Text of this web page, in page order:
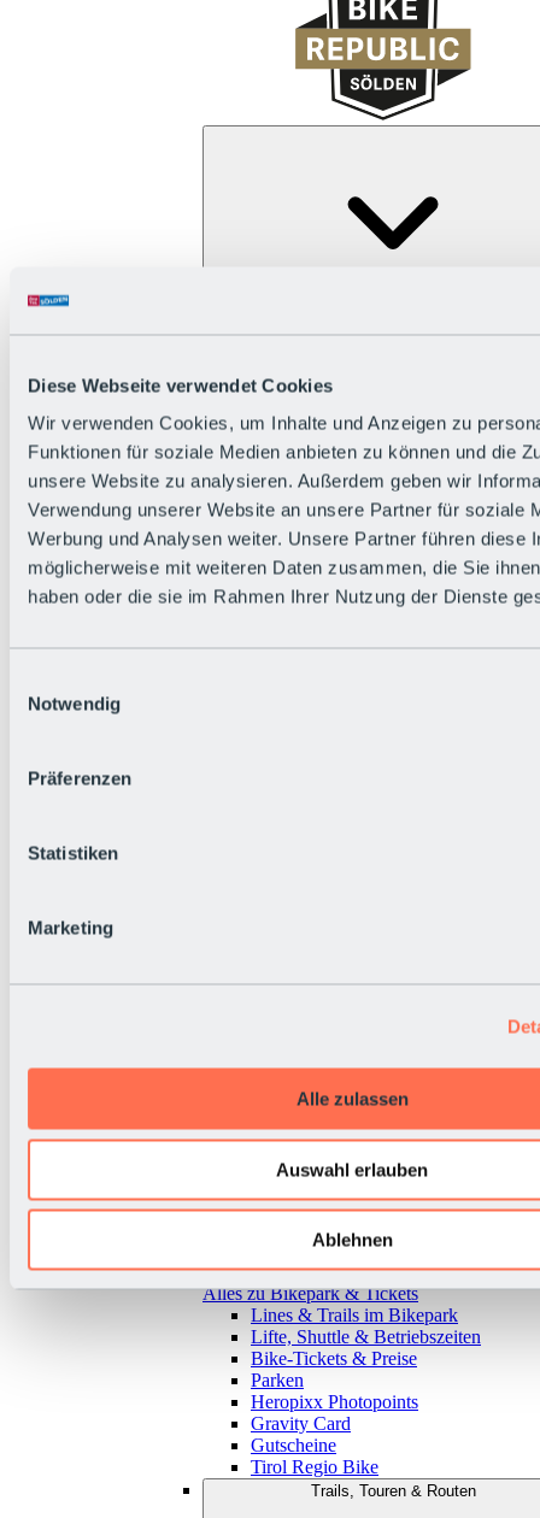
Diese Webseite verwendet Cookies
Wir verwenden Cookies, um Inhalte und Anzeigen zu
Funktionen für soziale Medien anbieten zu können und die
unsere Website zu analysieren. Außerdem geben wir
Verwendung unserer Website an unsere Partner für soziale
Werbung und Analysen weiter. Unsere Partner führen diese
möglicherweise mit weiteren Daten zusammen, die Sie
haben oder die sie im Rahmen Ihrer Nutzung der Dienste
Notwendig
Präferenzen
Statistiken
Marketing
Alle zulassen
Auswahl erlauben
Ablehnen
Bürger:in werden
Bikepark-Rules
Bikepark-Partnerschaften
Nachhaltigkeit in der BRS
Bikepark & Tickets
Zurück
Alles zu Bikepark & Tickets
Lines & Trails im Bikepark
Lifte, Shuttle & Betriebszeiten
Bike-Tickets & Preise
Parken
Heropixx Photopoints
Gravity Card
Gutscheine
Tirol Regio Bike
Trails, Touren & Routen